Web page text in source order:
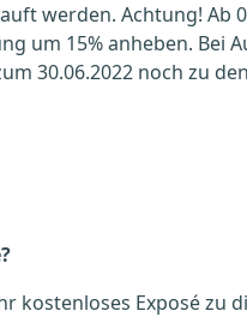
werden. Achtung! Ab
um 15% anheben. Bei
30.06.2022 noch zu
kostenloses Exposé zu